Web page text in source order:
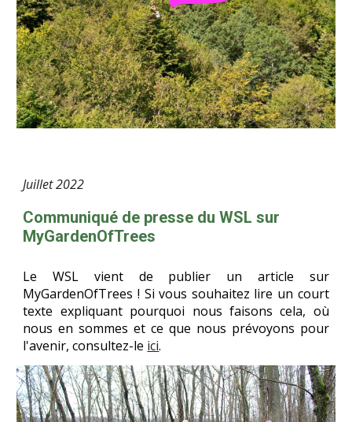
Juillet2022
Communiqué de presse du WSL sur
MyGardenOfTrees
Le WSL vient de publier un article sur
MyGardenOfTrees ! Si vous souhaitez lire un court
texte expliquant pourquoi nous faisons cela, où
nous en sommes et ce que nous prévoyons pour
l'avenir, consultez-le ici.